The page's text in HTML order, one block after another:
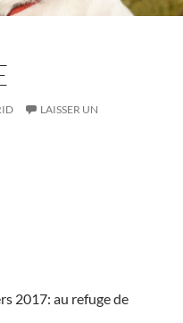
LAISSER UN
2017: au refuge de